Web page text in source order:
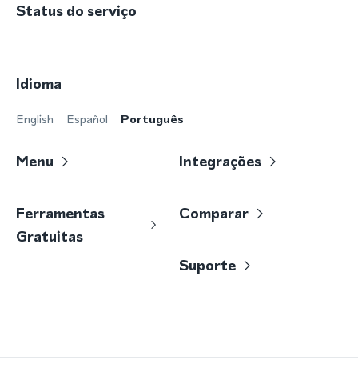
Status do serviço
Idioma
English Español Português
Menu Integrações
Ferramentas
Gratuitas
Comparar
Suporte